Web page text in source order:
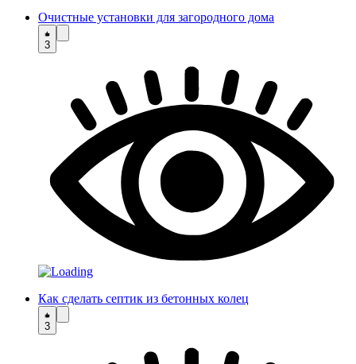
Очистные установки для загородного дома
3
Как сделать септик из бетонных колец
3